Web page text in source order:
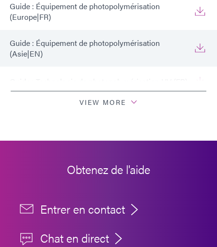
Guide : Équipement de photopolymérisation
(Europe|FR)
Guide : Équipement de photopolymérisation
(Asie|EN)
VIEW MORE
Obtenez de l'aide
Entrer en contact
Chat en direct